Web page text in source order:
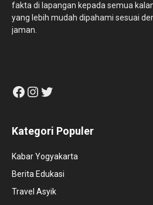
fakta di lapangan kepada semua
yang lebih mudah dipahami sesuai
jaman.
Facebook
Instagram
Twitter
Kategori Populer
Kabar Yogyakarta
Berita Edukasi
Travel Asyik